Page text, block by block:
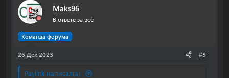
Maks96
В ответе за всё
Команда форума
26 Дек 2023 #5
Paylink написал(а):